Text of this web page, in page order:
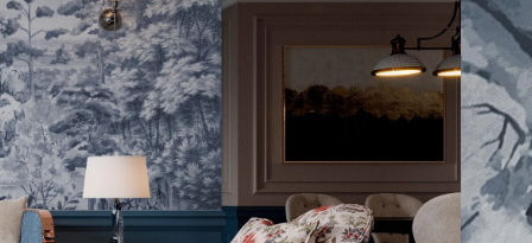
de Crédito
**
y obtené una muestra* a escala real según tus
excede los 5m de ancho o 3.50m de alto no será